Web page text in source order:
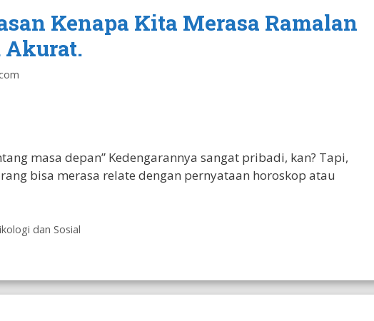
Kenapa Kita Merasa Ramalan
Akurat.
masa depan” Kedengarannya sangat pribadi, kan? Tapi,
bisa merasa relate dengan pernyataan horoskop atau
dan Sosial